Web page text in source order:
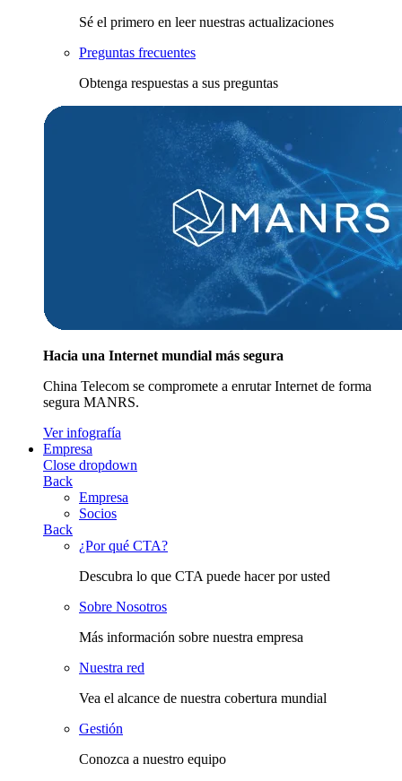
Sé el primero en leer nuestras actualizaciones
Preguntas frecuentes
Obtenga respuestas a sus preguntas
Hacia una Internet mundial más segura
China Telecom se compromete a enrutar Internet de forma
segura MANRS.
Ver infografía
Empresa
Close dropdown
Back
Empresa
Socios
Back
¿Por qué CTA?
Descubra lo que CTA puede hacer por usted
Sobre Nosotros
Más información sobre nuestra empresa
Nuestra red
Vea el alcance de nuestra cobertura mundial
Gestión
Conozca a nuestro equipo